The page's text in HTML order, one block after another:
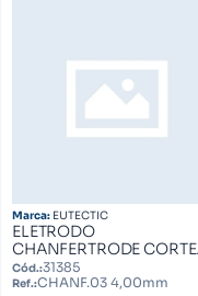
Marca: EUTECTIC
ELETRODO
CHANFERTRODE CORTE
4,00 MM CHANF.03
4,00mm
Cód.:31385
Ref.:CHANF.03 4,00mm